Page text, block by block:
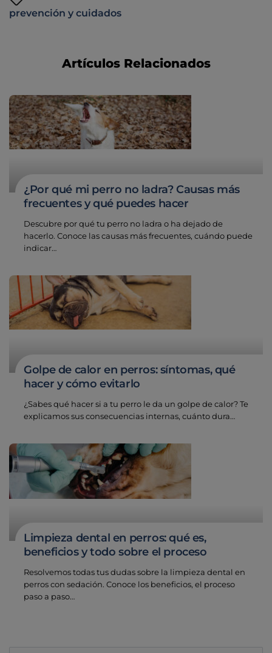
prevención y cuidados
Artículos Relacionados
¿Por qué mi perro no ladra? Causas más
frecuentes y qué puedes hacer
Descubre por qué tu perro no ladra o ha dejado de
hacerlo. Conoce las causas más frecuentes, cuándo puede
indicar…
Golpe de calor en perros: síntomas, qué
hacer y cómo evitarlo
¿Sabes qué hacer si a tu perro le da un golpe de calor? Te
explicamos sus consecuencias internas, cuánto dura…
Limpieza dental en perros: qué es,
beneficios y todo sobre el proceso
Resolvemos todas tus dudas sobre la limpieza dental en
perros con sedación. Conoce los beneficios, el proceso
paso a paso…